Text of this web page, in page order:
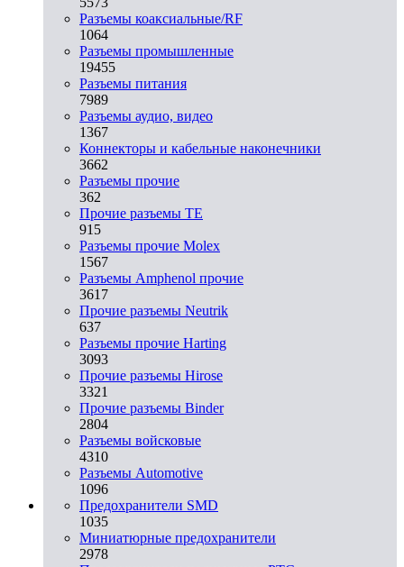
Разъeмы коаксиальные/RF
1064
Разъeмы промышленные
19455
Разъeмы питания
7989
Разъeмы аудио, видео
1367
Коннекторы и кабельные наконечники
3662
Разъeмы прочие
362
Прочие разъемы TE
915
Разъемы прочие Molex
1567
Разъемы Amphenol прочие
3617
Прочие разъемы Neutrik
637
Разъемы прочие Harting
3093
Прочие разъемы Hirose
3321
Прочие разъемы Binder
2804
Разъемы войсковые
4310
Разъeмы Automotive
1096
Предохранители SMD
1035
Миниатюрные предохранители
2978